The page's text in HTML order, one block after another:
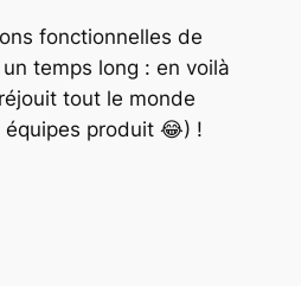
fonctionnelles de
temps long : en voilà
tout le monde
produit 😂) !